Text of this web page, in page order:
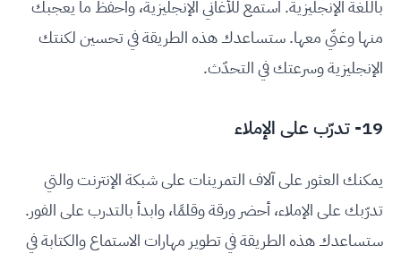
باللغة الإنجليزية. استمع للأغاني الإنجليزية، واحفظ ما يعجبك
منها وغنّي معها. ستساعدك هذه الطريقة في تحسين لكنتك
الإنجليزية وسرعتك في التحدّث.
19- تدرّب على الإملاء
يمكنك العثور على آلاف التمرينات على شبكة الإنترنت والتي
تدرّبك على الإملاء، أحضر ورقة وقلمًا، وابدأ بالتدرب على الفور.
ستساعدك هذه الطريقة في تطوير مهارات الاستماع والكتابة في